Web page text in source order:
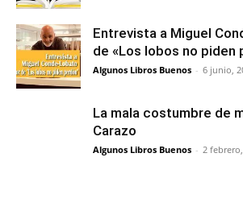
Entrevista a Miguel
de «Los lobos no piden
Algunos Libros Buenos - 6 junio,
La mala costumbre de
Carazo
Algunos Libros Buenos - 2